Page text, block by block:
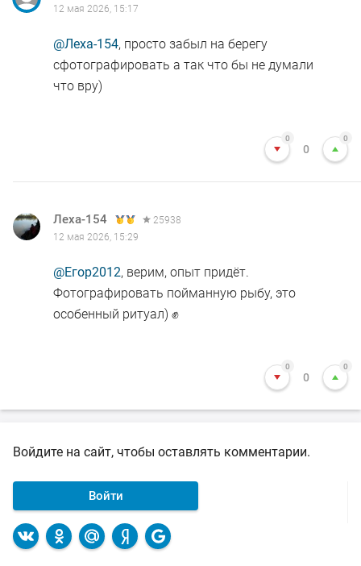
12 мая 2026, 15:17
@Леха-154, просто забыл на берегу
сфотографировать а так что бы не думали
что вру)
0
0
0
Леха-154
25938
12 мая 2026, 15:29
@Егор2012, верим, опыт придёт.
Фотографировать пойманную рыбу, это
особенный ритуал) ✊
0
0
0
Войдите на сайт, чтобы оставлять комментарии.
Войти